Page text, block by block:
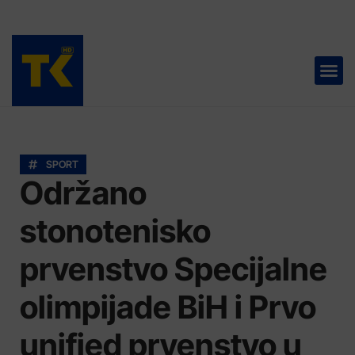
SPORT
Održano
stonotenisko
prvenstvo Specijalne
olimpijade BiH i Prvo
unified prvenstvo u